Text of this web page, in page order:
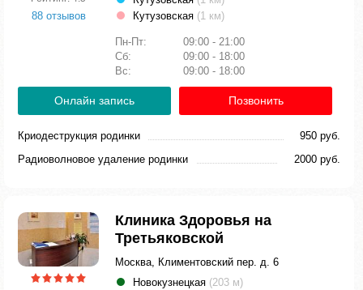
88 отзывов
Кутузовская (1 км)
Пн-Пт:
09:00 - 21:00
Сб:
09:00 - 18:00
Вс:
09:00 - 18:00
Онлайн запись Позвонить
Криодеструкция родинки
950 руб.
Радиоволновое удаление родинки
2000 руб.
Клиника Здоровья на
Третьяковской
Москва, Климентовский пер. д. 6
Новокузнецкая (203 м)